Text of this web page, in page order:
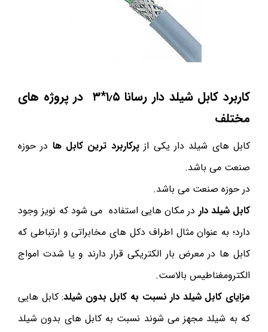
کاربرد کابل شیلد دار رسانا ۱٫۵*۳ در پروژه های
مختلف
کابل های شیلد دار یکی از پرکاربرد ترین کابل ها در حوزه
صنعت می باشد.
در حوزه صنعت می باشد.
کابل شیلد دار در مکان هایی استفاده می شود که نویز وجود
دارد؛ به عنوان مثال اطراف دکل های مخابراتی و ارتباطی که
کابل ها در معرض بار الکتریکی قرار دارند و یا شدت امواج
الکترومغناطیس بالاست.
مزایای کابل شیلد دار نسبت به کابل بدون شیلد: کابل هایی
که به شیلد مجهز می شوند نسبت به کابل های بدون شیلد